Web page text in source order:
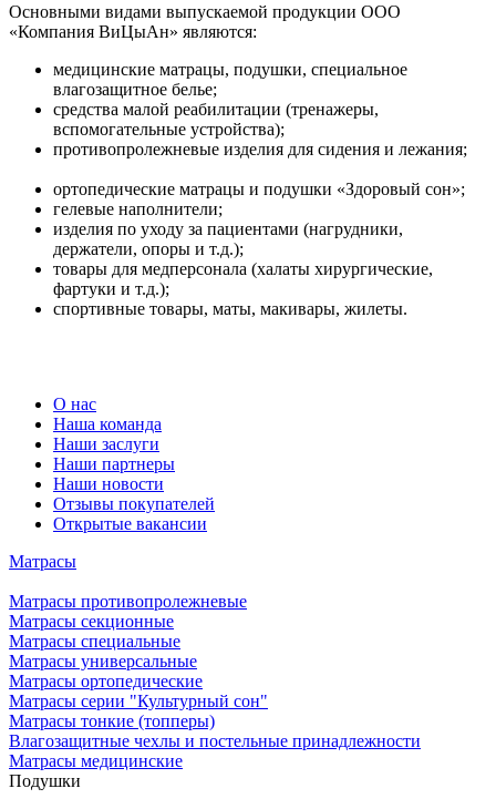
Основными видами выпускаемой продукции ООО
«Компания ВиЦыАн» являются:
медицинские матрацы, подушки, специальное
влагозащитное белье;
средства малой реабилитации (тренажеры,
вспомогательные устройства);
противопролежневые изделия для сидения и лежания;
ортопедические матрацы и подушки «Здоровый сон»;
гелевые наполнители;
изделия по уходу за пациентами (нагрудники,
держатели, опоры и т.д.);
товары для медперсонала (халаты хирургические,
фартуки и т.д.);
спортивные товары, маты, макивары, жилеты.
О нас
Наша команда
Наши заслуги
Наши партнеры
Наши новости
Отзывы покупателей
Открытые вакансии
Матрасы
Матрасы противопролежневые
Матрасы секционные
Матрасы специальные
Матрасы универсальные
Матрасы ортопедические
Матрасы серии "Культурный сон"
Матрасы тонкие (топперы)
Влагозащитные чехлы и постельные принадлежности
Матрасы медицинские
Подушки